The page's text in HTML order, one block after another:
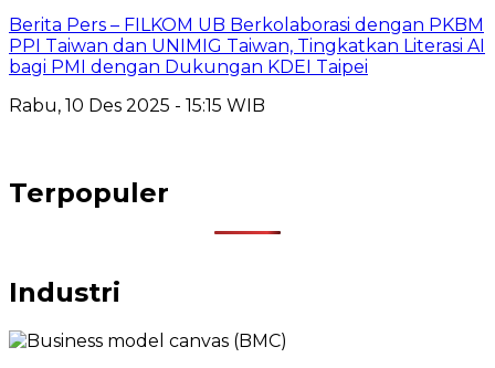
Berita Pers – FILKOM UB Berkolaborasi dengan PKBM
PPI Taiwan dan UNIMIG Taiwan, Tingkatkan Literasi AI
bagi PMI dengan Dukungan KDEI Taipei
Rabu, 10 Des 2025 - 15:15 WIB
Terpopuler
Industri